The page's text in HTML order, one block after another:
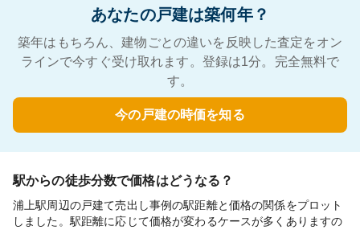
あなたの戸建は築何年？
築年はもちろん、建物ごとの違いを反映した査定をオン
ラインで今すぐ受け取れます。登録は1分。完全無料で
す。
今の戸建の時価を知る
駅からの徒歩分数で価格はどうなる？
浦上駅周辺の戸建て売出し事例の駅距離と価格の関係をプロット
しました。駅距離に応じて価格が変わるケースが多くありますの